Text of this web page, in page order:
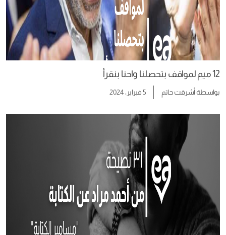
12 ميم لمواقف بتحصلنا واحنا بنقرأ
بواسطةأشرقت حاتم 5 فبراير، 2024